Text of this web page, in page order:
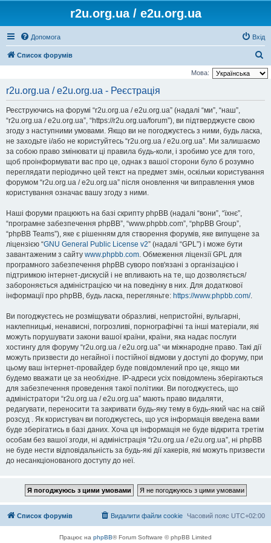
r2u.org.ua / e2u.org.ua
Допомога Вхід
Список форумів
о
Мова:
r2u.org.ua / e2u.org.ua - Реєстрація
Реєструючись на форумі “r2u.org.ua / e2u.org.ua” (надалі “ми”, “наш”,
“r2u.org.ua / e2u.org.ua”, “https://r2u.org.ua/forum”), ви підтверджуєте свою
згоду з наступними умовами. Якщо ви не погоджуєтесь з ними, будь ласка,
не заходьте і/або не користуйтесь “r2u.org.ua / e2u.org.ua”. Ми залишаємо
за собою право змінювати ці правила будь-коли, і зробимо усе для того,
щоб проінформувати вас про це, однак з вашої сторони було б розумно
переглядати періодично цей текст на предмет змін, оскільки користування
форумом “r2u.org.ua / e2u.org.ua” після оновлення чи виправлення умов
користування означає вашу згоду з ними.
Наші форуми працюють на базі скрипту phpBB (надалі “вони”, “їхнє”,
“програмне забезпечення phpBB”, “www.phpbb.com”, “phpBB Group”,
“phpBB Teams”), яке є рішенням для створення форумів, яке випущене за
ліцензією “GNU General Public License v2” (надалі “GPL”) і може бути
завантаженим з сайту www.phpbb.com. Обмеження ліцензії GPL для
програмного забезпечення phpBB суворо пов'язані з організацією і
підтримкою інтернет-дискусій і не впливають на те, що дозволяється/
забороняється адміністрацією чи на поведінку в них. Для додаткової
інформації про phpBB, будь ласка, перегляньте: https://www.phpbb.com/.
Ви погоджуєтесь не розміщувати образливі, непристойні, вульгарні,
наклепницькі, ненависні, погрозливі, порнографічні та інші матеріали, які
можуть порушувати закони вашої країни, країни, яка надає послуги
хостингу для форуму “r2u.org.ua / e2u.org.ua” чи міжнародне право. Такі дії
можуть призвести до негайної і постійної відмови у доступі до форуму, при
цьому ваш інтернет-провайдер буде повідомлений про це, якщо ми
будемо вважати це за необхідне. IP-адреси усіх повідомлень зберігаються
для забезпечення проведення такої політики. Ви погоджуєтесь, що
адміністратори “r2u.org.ua / e2u.org.ua” мають право видаляти,
редагувати, переносити та закривати будь-яку тему в будь-який час на свій
розсуд . Як користувач ви погоджуєтесь, що уся інформація введена вами
буде зберігатись в базі даних. Хоча ця інформація не буде відкрита третім
особам без вашої згоди, ні адміністрація “r2u.org.ua / e2u.org.ua”, ні phpBB
не буде нести відповідальність за будь-які дії хакерів, які можуть призвести
до несанкціонованого доступу до неї.
Список форумів Часовий пояс UTC+02:00
Видалити файли cookie
Працює на phpBB® Forum Software © phpBB Limited